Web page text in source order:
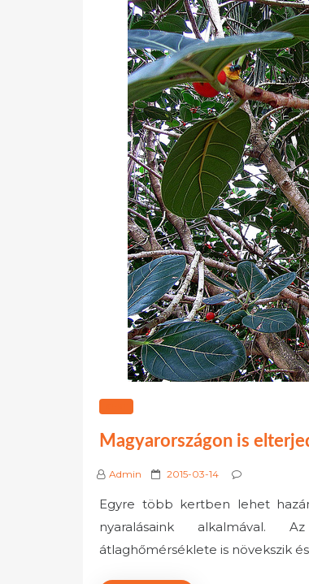
Magyarországon is
Admin
P
s
t
e
o
2015-03-14
Egyre több kertben lehet
nyaralásaink alkalmával.
átlaghőmérséklete is növekszik